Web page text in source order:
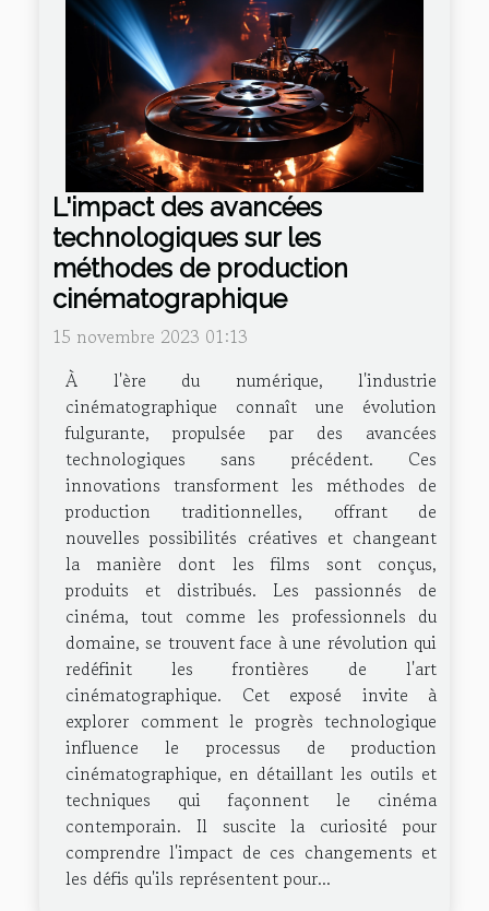
L'impact des avancées
technologiques sur les
méthodes de production
cinématographique
15 novembre 2023 01:13
À l'ère du numérique, l'industrie
cinématographique connaît une évolution
fulgurante, propulsée par des avancées
technologiques sans précédent. Ces
innovations transforment les méthodes de
production traditionnelles, offrant de
nouvelles possibilités créatives et changeant
la manière dont les films sont conçus,
produits et distribués. Les passionnés de
cinéma, tout comme les professionnels du
domaine, se trouvent face à une révolution qui
redéfinit les frontières de l'art
cinématographique. Cet exposé invite à
explorer comment le progrès technologique
influence le processus de production
cinématographique, en détaillant les outils et
techniques qui façonnent le cinéma
contemporain. Il suscite la curiosité pour
comprendre l'impact de ces changements et
les défis qu'ils représentent pour...